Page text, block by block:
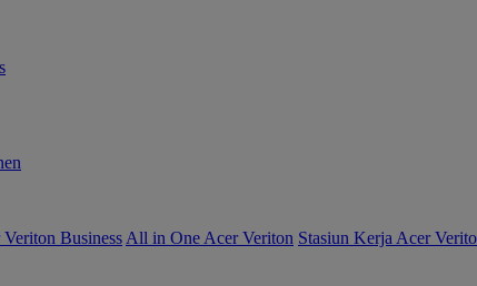
Business All in One Acer Veriton Stasiun Kerja Acer